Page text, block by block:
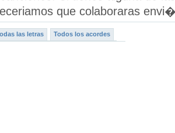
que colaboraras
las letras Todos los acordes